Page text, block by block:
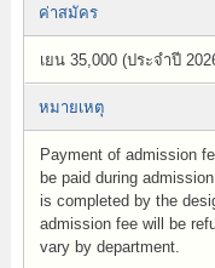
ค่าสมัคร
เยน 35,000 (ประจำปี
หมายเหตุ
Payment of admission
be paid during
is completed by the
admission fee will be
vary by department.